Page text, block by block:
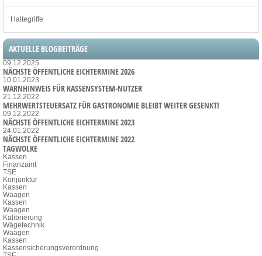
Haltegriffe
AKTUELLE BLOGBEITRÄGE
09.12.2025
NÄCHSTE ÖFFENTLICHE EICHTERMINE 2026
10.01.2023
WARNHINWEIS FÜR KASSENSYSTEM-NUTZER
21.12.2022
MEHRWERTSTEUERSATZ FÜR GASTRONOMIE BLEIBT WEITER GESENKT!
09.12.2022
NÄCHSTE ÖFFENTLICHE EICHTERMINE 2023
24.01.2022
NÄCHSTE ÖFFENTLICHE EICHTERMINE 2022
TAGWOLKE
Kassen
Finanzamt
TSE
Konjunktur
Kassen
Waagen
Kassen
Waagen
Kalibrierung
Wägetechnik
Waagen
Kassen
Kassensicherungsverordnung